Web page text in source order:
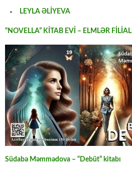
LEYLA ƏLİYEVA
“NOVELLA” KİTAB EVİ – ELMLƏR FİLİALI
Südabə Məmmədova – “Debüt” kitabı